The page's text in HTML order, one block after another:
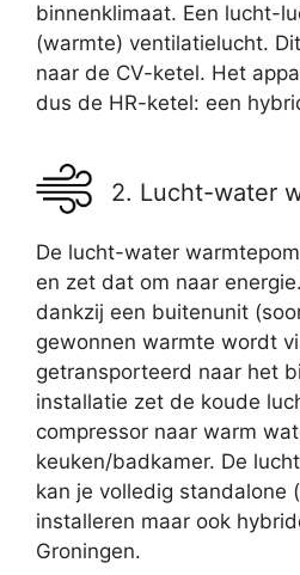
binnenklimaat. Een lucht-
(warmte) ventilatielucht.
naar de CV-ketel. Het
dus de HR-ketel: een
2. Lucht-water
De lucht-water
en zet dat om naar
dankzij een buitenunit
gewonnen warmte wordt
getransporteerd naar het
installatie zet de koude
compressor naar warm
keuken/badkamer. De
kan je volledig standalone
installeren maar ook
Groningen.